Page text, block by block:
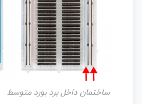
ساختمان داخل برد بورد متوسط